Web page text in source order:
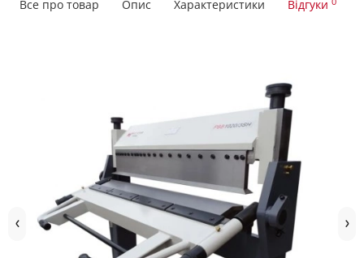
Все про товар Опис Характеристики Відгуки